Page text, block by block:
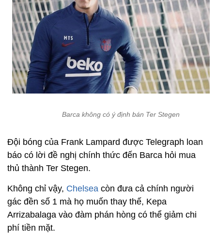
Barca không có ý định bán Ter Stegen
Đội bóng của Frank Lampard được Telegraph loan
báo có lời đề nghị chính thức đến Barca hỏi mua
thủ thành Ter Stegen.
Không chỉ vậy, Chelsea còn đưa cả chính người
gác đền số 1 mà họ muốn thay thế, Kepa
Arrizabalaga vào đàm phán hòng có thể giảm chi
phí tiền mặt.